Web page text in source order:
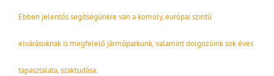
Ebben jelentős segítségünkre van a komoly, európai szintű
elvárásoknak is megfelelő járműparkunk, valamint dolgozóink sok éves
tapasztalata, szaktudása.